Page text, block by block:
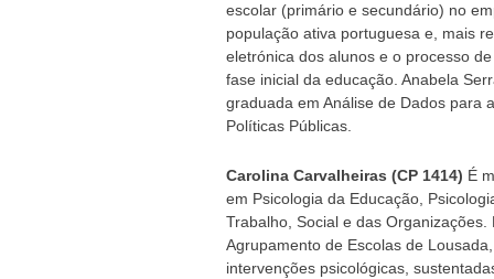
escolar (primário e secundário) no
população ativa portuguesa e, mais
eletrónica dos alunos e o processo
fase inicial da educação. Anabela
graduada em Análise de Dados para
Políticas Públicas.
Carolina Carvalheiras (CP 1414) É
em Psicologia da Educação,
Trabalho, Social e das
Agrupamento de Escolas de
intervenções psicológicas,